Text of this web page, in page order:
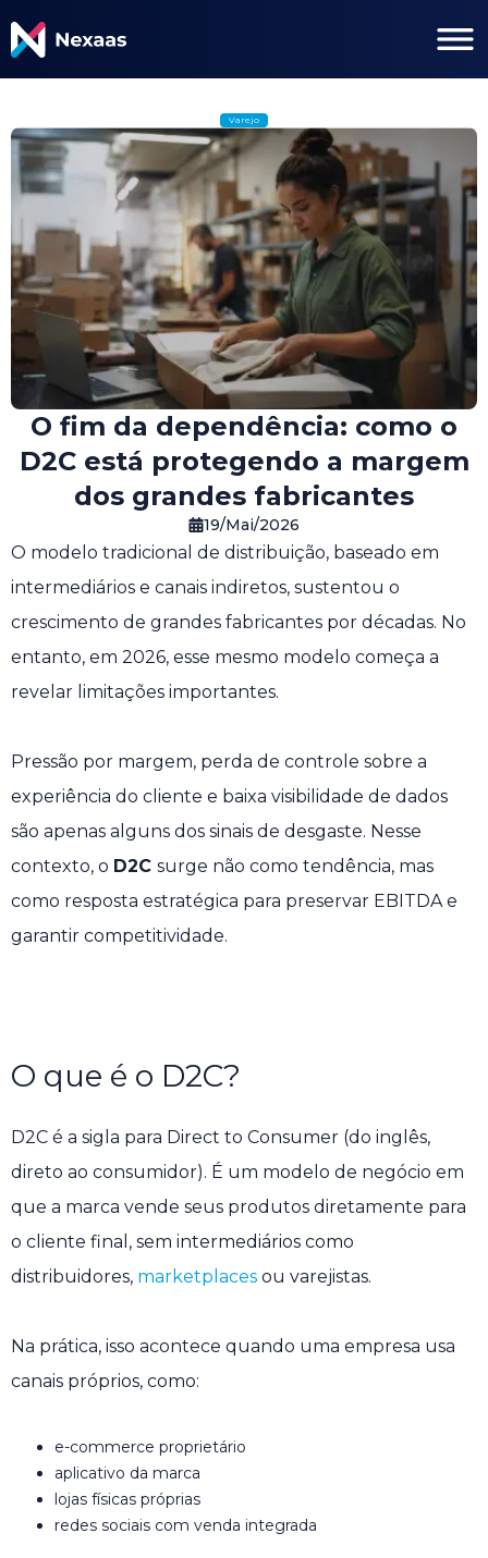
Varejo
O fim da dependência: como o
D2C está protegendo a margem
dos grandes fabricantes
19/Mai/2026
O modelo tradicional de distribuição, baseado em
intermediários e canais indiretos, sustentou o
crescimento de grandes fabricantes por décadas. No
entanto, em 2026, esse mesmo modelo começa a
revelar limitações importantes.
Pressão por margem, perda de controle sobre a
experiência do cliente e baixa visibilidade de dados
são apenas alguns dos sinais de desgaste. Nesse
contexto, o D2C surge não como tendência, mas
como resposta estratégica para preservar EBITDA e
garantir competitividade.
O que é o D2C?
D2C é a sigla para Direct to Consumer (do inglês,
direto ao consumidor). É um modelo de negócio em
que a marca vende seus produtos diretamente para
o cliente final, sem intermediários como
distribuidores, marketplaces ou varejistas.
Na prática, isso acontece quando uma empresa usa
canais próprios, como:
e-commerce proprietário
aplicativo da marca
lojas físicas próprias
redes sociais com venda integrada